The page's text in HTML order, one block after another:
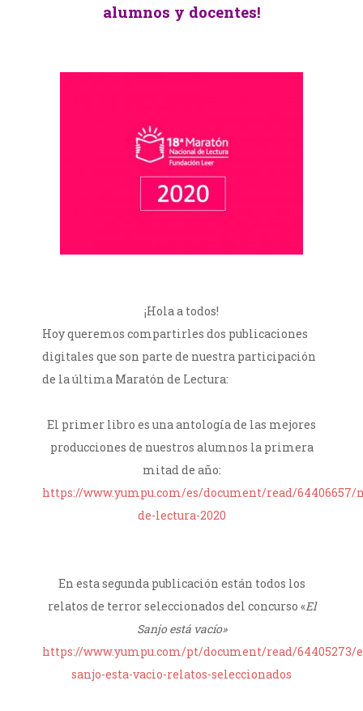
alumnos y docentes!
¡Hola a todos!
Hoy queremos compartirles dos publicaciones
digitales que son parte de nuestra participación
de la última Maratón de Lectura:
El primer libro es una antología de las mejores
producciones de nuestros alumnos la primera
mitad de año:
https://www.yumpu.com/es/document/read/64406657/
de-lectura-2020
En esta segunda publicación están todos los
relatos de terror seleccionados del concurso «El
Sanjo está vacío»
https://www.yumpu.com/pt/document/read/64405273/
sanjo-esta-vacio-relatos-seleccionados